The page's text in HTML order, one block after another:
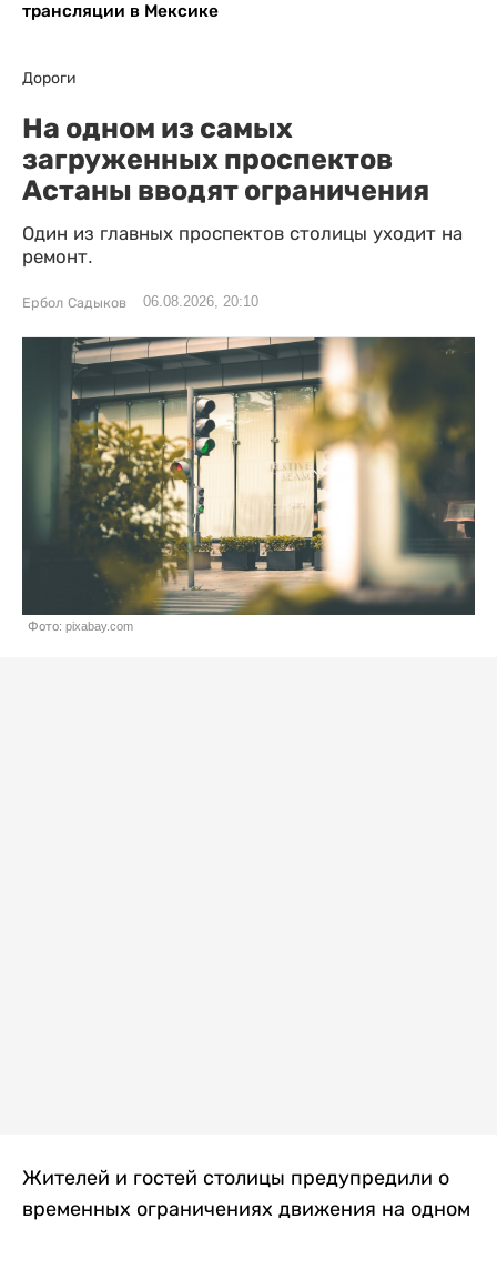
трансляции в Мексике
Дороги
На одном из самых
загруженных проспектов
Астаны вводят ограничения
Один из главных проспектов столицы уходит на
ремонт.
Ербол Садыков 06.08.2026, 20:10
Фото: pixabay.com
Жителей и гостей столицы предупредили о
временных ограничениях движения на одном